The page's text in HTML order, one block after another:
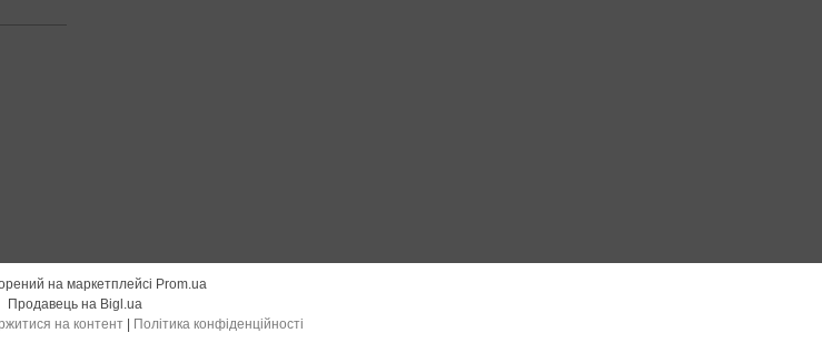
на маркетплейсі Prom.ua
Продавець на Bigl.ua
на контент | Політика конфіденційності